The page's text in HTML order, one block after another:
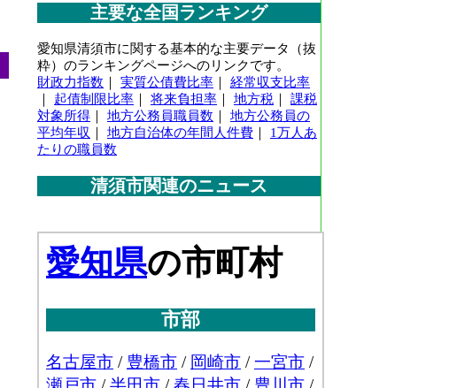
主要な全国ランキング
愛知県清須市に関する基本的な主要データ（抜
粋）のランキングページへのリンクです。
財政力指数
実質公債費比率
経常収支比率
起債制限比率 将来負担率 地方税
課税
対象所得
地方公務員職員数
地方公務員の
平均年収
地方自治体の年間人件費
1万人あ
たりの職員数
清須市関連のニュース